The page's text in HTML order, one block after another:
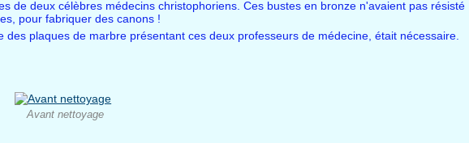
de deux célèbres médecins christophoriens. Ces bustes en bronze n'avaient pas résisté
pour fabriquer des canons !
plaques de marbre présentant ces deux professeurs de médecine, était nécessaire.
Avant nettoyage